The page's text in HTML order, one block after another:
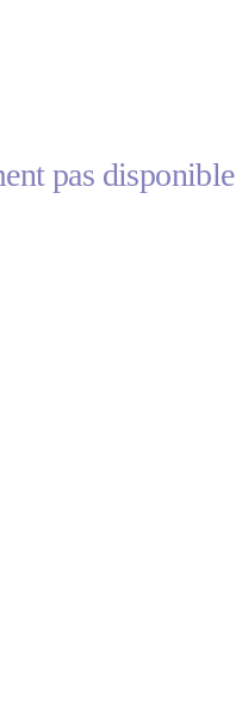
pas disponible